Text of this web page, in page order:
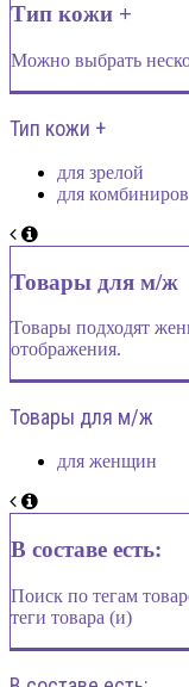
Тип кожи +
Можно выбрать
Тип кожи +
для зрелой
для
Товары для м/ж
Товары подходят
отображения.
Товары для м/ж
для женщин
В составе есть:
Поиск по тегам
теги товара (и)